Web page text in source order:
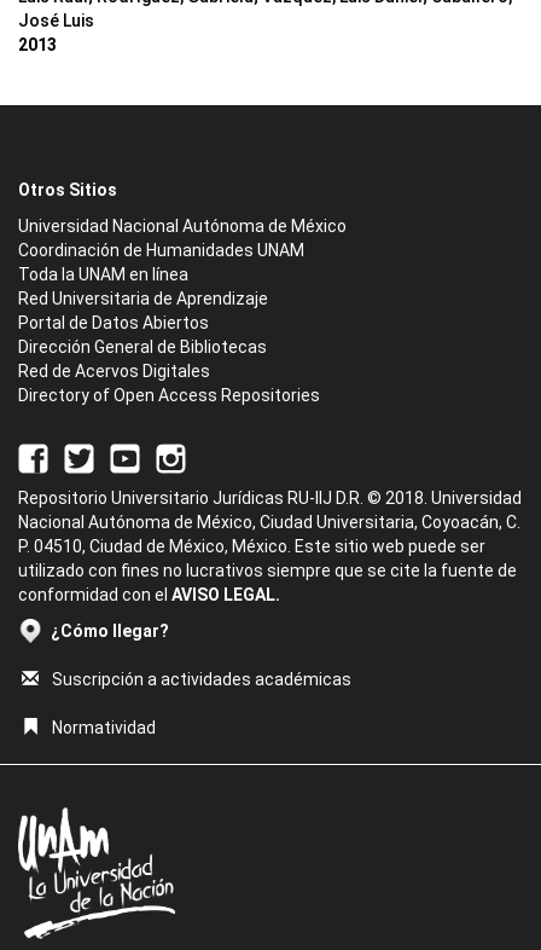
José Luis
2013
Otros Sitios
Universidad Nacional Autónoma de México
Coordinación de Humanidades UNAM
Toda la UNAM en línea
Red Universitaria de Aprendizaje
Portal de Datos Abiertos
Dirección General de Bibliotecas
Red de Acervos Digitales
Directory of Open Access Repositories
Repositorio Universitario Jurídicas RU-IIJ D.R. © 2018. Universidad
Nacional Autónoma de México, Ciudad Universitaria, Coyoacán, C.
P. 04510, Ciudad de México, México. Este sitio web puede ser
utilizado con fines no lucrativos siempre que se cite la fuente de
conformidad con el AVISO LEGAL.
¿Cómo llegar?
Suscripción a actividades académicas
Normatividad